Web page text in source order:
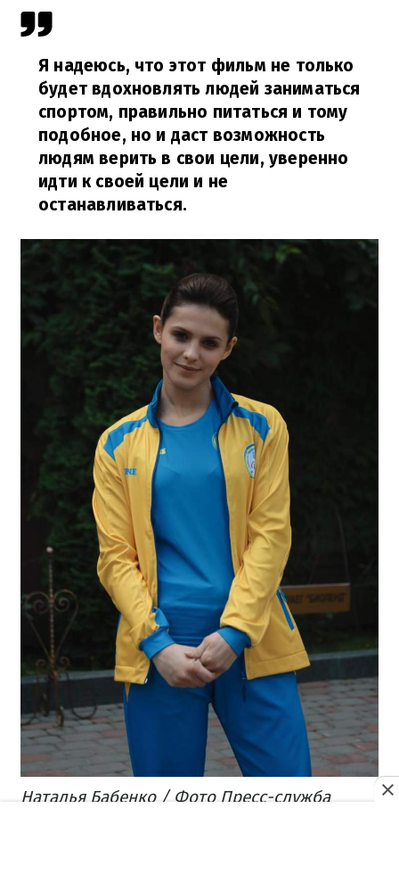
Я надеюсь, что этот фильм не только
будет вдохновлять людей заниматься
спортом, правильно питаться и тому
подобное, но и даст возможность
людям верить в свои цели, уверенно
идти к своей цели и не
останавливаться.
Наталья Бабенко / Фото Пресс-служба